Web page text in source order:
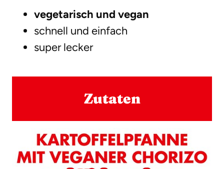
vegetarisch und vegan
schnell und einfach
super lecker
Zutaten